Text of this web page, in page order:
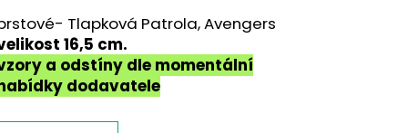
Tlapková Patrola, Avengers
16,5 cm.
a odstíny dle momentální
dodavatele